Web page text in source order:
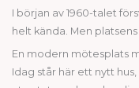
I början av 1960-talet
helt kända. Men
En modern mötesplats
Idag står här ett nytt